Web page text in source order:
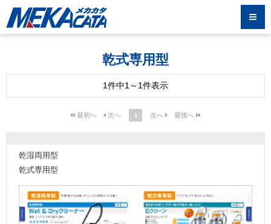
乾式専用型
1件中1～1件表示
1
乾湿両用型
乾式専用型